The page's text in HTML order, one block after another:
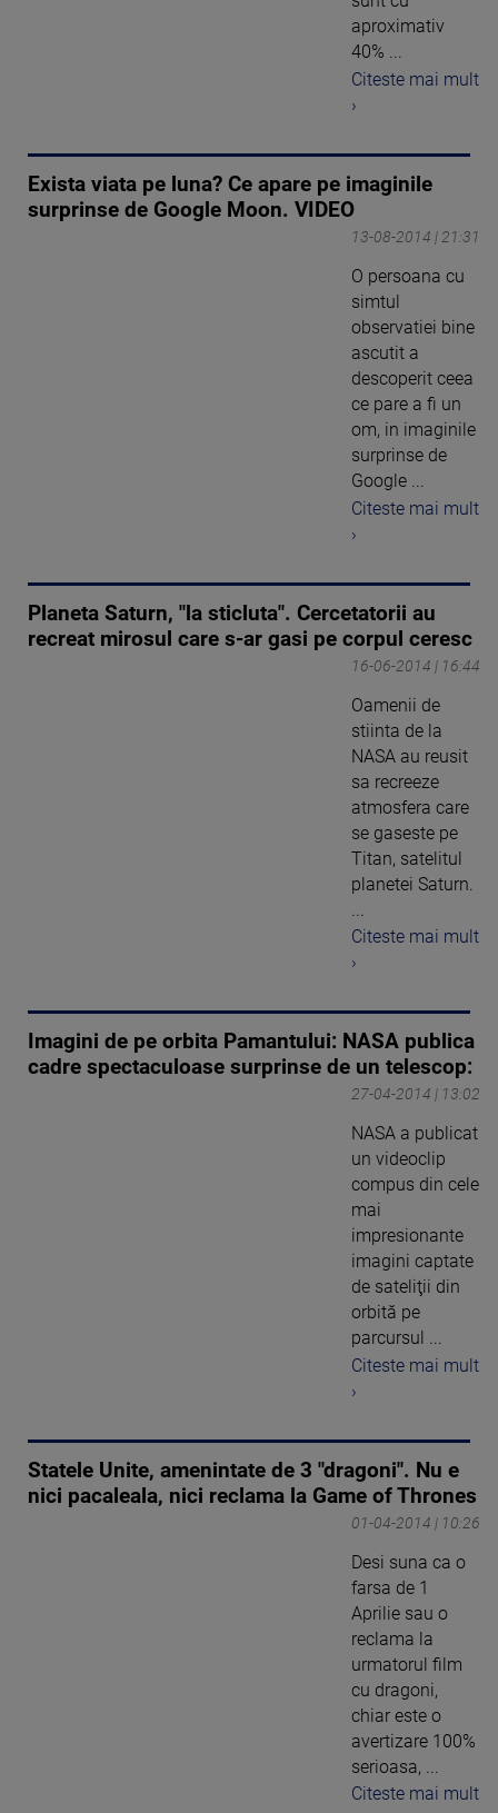
aproximativ
40% ...
Citeste mai mult
›
Exista viata pe luna? Ce apare pe imaginile
surprinse de Google Moon. VIDEO
13-08-2014 | 21:31
O persoana cu
simtul
observatiei bine
ascutit a
descoperit ceea
ce pare a fi un
om, in imaginile
surprinse de
Google ...
Citeste mai mult
›
Planeta Saturn, "la sticluta". Cercetatorii au
recreat mirosul care s-ar gasi pe corpul ceresc
16-06-2014 | 16:44
Oamenii de
stiinta de la
NASA au reusit
sa recreeze
atmosfera care
se gaseste pe
Titan, satelitul
planetei Saturn.
Citeste mai mult
›
Imagini de pe orbita Pamantului: NASA publica
cadre spectaculoase surprinse de un telescop:
27-04-2014 | 13:02
NASA a publicat
un videoclip
compus din cele
mai
impresionante
imagini captate
de sateliţii din
orbită pe
parcursul ...
Citeste mai mult
›
Statele Unite, amenintate de 3 "dragoni". Nu e
nici pacaleala, nici reclama la Game of Thrones
01-04-2014 | 10:26
Desi suna ca o
farsa de 1
Aprilie sau o
reclama la
urmatorul film
cu dragoni,
chiar este o
avertizare 100%
serioasa, ...
Citeste mai mult